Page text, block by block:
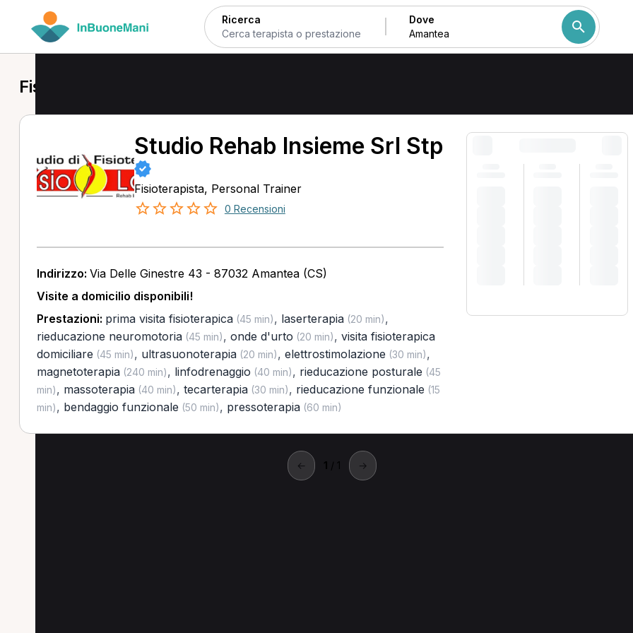
Ricerca Dove
Fisioterapista a Amantea
Studio Rehab Insieme Srl Stp
Fisioterapista, Personal Trainer
0 Recensioni
Indirizzo: Via Delle Ginestre 43 - 87032 Amantea (CS)
Visite a domicilio disponibili!
Prestazioni: prima visita fisioterapica(45 min), laserterapia(20 min),
rieducazione neuromotoria(45 min), onde d'urto (20 min), visita fisioterapica
domiciliare (45 min), ultrasuonoterapia(20 min), elettrostimolazione (30 min),
magnetoterapia(240 min), linfodrenaggio (40 min), rieducazione posturale (45
min), massoterapia(40 min), tecarterapia(30 min), rieducazione funzionale (15
min), bendaggio funzionale (50 min), pressoterapia(60 min)
← 1 / 1 →